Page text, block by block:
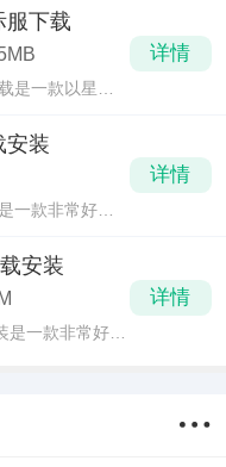
中为诸多广大
喜爱的战舰战
服下载
是一款以星际
中游戏设计师
。
详情
安装
一款非常好用
非常的小，不
间非常小，任
详情
安装
一款非常好用
详情